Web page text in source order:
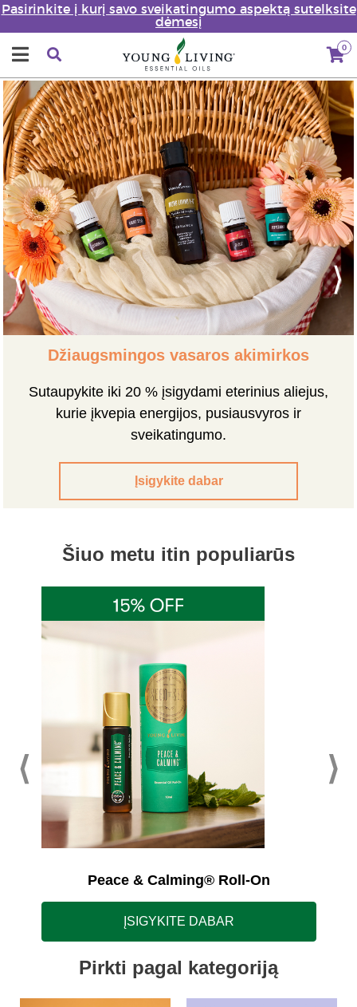
Pasirinkite į kurį savo sveikatingumo aspektą sutelksite
dėmesį
0
Džiaugsmingos vasaros akimirkos
Sutaupykite iki 20 % įsigydami eterinius aliejus,
kurie įkvepia energijos, pusiausvyros ir
sveikatingumo.
Įsigykite dabar
Previous
Šiuo metu itin populiarūs
Peace & Calming® Roll-On
ĮSIGYKITE DABAR
Pirkti pagal kategoriją